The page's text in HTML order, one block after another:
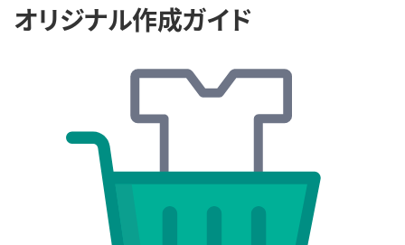
オリジナル作成ガイド